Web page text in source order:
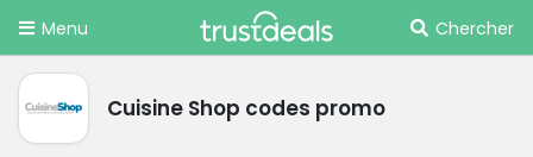
Menu Chercher
Cuisine Shop codes promo